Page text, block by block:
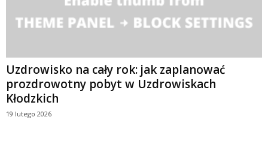
Uzdrowisko na cały rok: jak zaplanować
prozdrowotny pobyt w Uzdrowiskach
Kłodzkich
19 lutego 2026